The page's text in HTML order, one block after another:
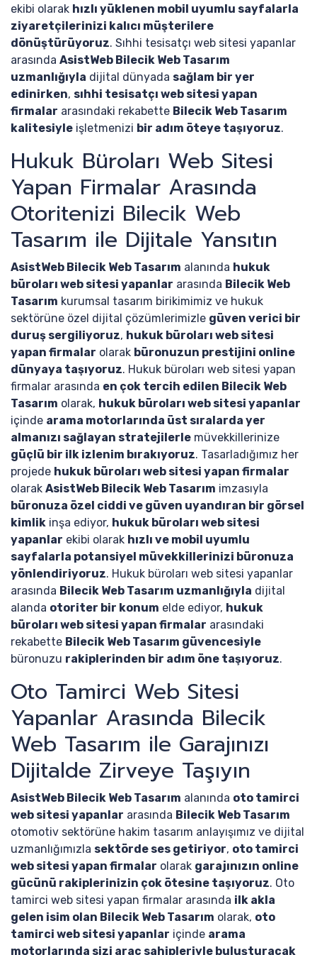
ekibi olarak hızlı yüklenen mobil uyumlu sayfalarla
ziyaretçilerinizi kalıcı müşterilere
dönüştürüyoruz. Sıhhi tesisatçı web sitesi yapanlar
arasında AsistWeb Bilecik Web Tasarım
uzmanlığıyla dijital dünyada sağlam bir yer
edinirken, sıhhi tesisatçı web sitesi yapan
firmalar arasındaki rekabette Bilecik Web Tasarım
kalitesiyle işletmenizi bir adım öteye taşıyoruz.
Hukuk Büroları Web Sitesi
Yapan Firmalar Arasında
Otoritenizi Bilecik Web
Tasarım ile Dijitale Yansıtın
AsistWeb Bilecik Web Tasarım alanında hukuk
büroları web sitesi yapanlar arasında Bilecik Web
Tasarım kurumsal tasarım birikimimiz ve hukuk
sektörüne özel dijital çözümlerimizle güven verici bir
duruş sergiliyoruz, hukuk büroları web sitesi
yapan firmalar olarak büronuzun prestijini online
dünyaya taşıyoruz. Hukuk büroları web sitesi yapan
firmalar arasında en çok tercih edilen Bilecik Web
Tasarım olarak, hukuk büroları web sitesi yapanlar
içinde arama motorlarında üst sıralarda yer
almanızı sağlayan stratejilerle müvekkillerinize
güçlü bir ilk izlenim bırakıyoruz. Tasarladığımız her
projede hukuk büroları web sitesi yapan firmalar
olarak AsistWeb Bilecik Web Tasarım imzasıyla
büronuza özel ciddi ve güven uyandıran bir görsel
kimlik inşa ediyor, hukuk büroları web sitesi
yapanlar ekibi olarak hızlı ve mobil uyumlu
sayfalarla potansiyel müvekkillerinizi büronuza
yönlendiriyoruz. Hukuk büroları web sitesi yapanlar
arasında Bilecik Web Tasarım uzmanlığıyla dijital
alanda otoriter bir konum elde ediyor, hukuk
büroları web sitesi yapan firmalar arasındaki
rekabette Bilecik Web Tasarım güvencesiyle
büronuzu rakiplerinden bir adım öne taşıyoruz.
Oto Tamirci Web Sitesi
Yapanlar Arasında Bilecik
Web Tasarım ile Garajınızı
Dijitalde Zirveye Taşıyın
AsistWeb Bilecik Web Tasarım alanında oto tamirci
web sitesi yapanlar arasında Bilecik Web Tasarım
otomotiv sektörüne hakim tasarım anlayışımız ve dijital
uzmanlığımızla sektörde ses getiriyor, oto tamirci
web sitesi yapan firmalar olarak garajınızın online
gücünü rakiplerinizin çok ötesine taşıyoruz. Oto
tamirci web sitesi yapan firmalar arasında ilk akla
gelen isim olan Bilecik Web Tasarım olarak, oto
tamirci web sitesi yapanlar içinde arama
motorlarında sizi araç sahipleriyle buluşturacak